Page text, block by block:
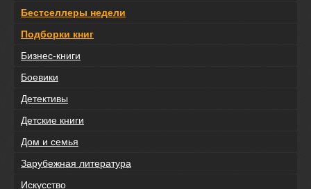
Бестселлеры недели
Подборки книг
Бизнес-книги
Боевики
Детективы
Детские книги
Дом и семья
Зарубежная литература
Искусство